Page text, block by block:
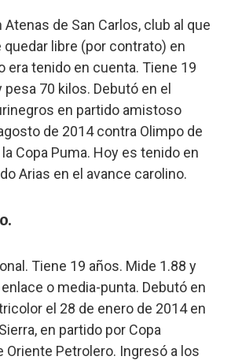
de San Carlos, club al que
quedar libre (por contrato) en
era tenido en cuenta. Tiene 19
pesa 70 kilos. Debutó en el
en partido amistoso
de 2014 contra Olimpo de
Copa Puma. Hoy es tenido en
Arias en el avance carolino.
Tiene 19 años. Mide 1.88 y
o media-punta. Debutó en
el 28 de enero de 2014 en
en partido por Copa
Oriente Petrolero. Ingresó a los